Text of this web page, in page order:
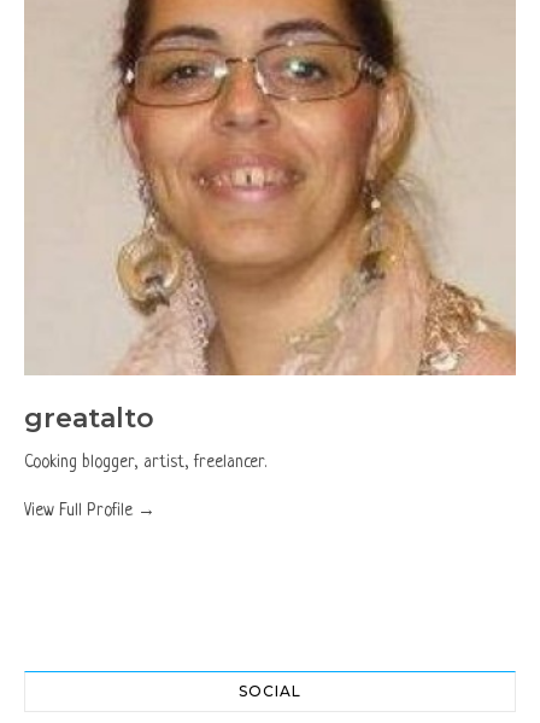
greatalto
Cooking blogger, artist, freelancer.
View Full Profile →
SOCIAL